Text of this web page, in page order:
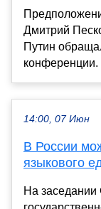
Дмитрий
Путин
конференции.
14:00, 07 Июн
В России
языкового
На заседании